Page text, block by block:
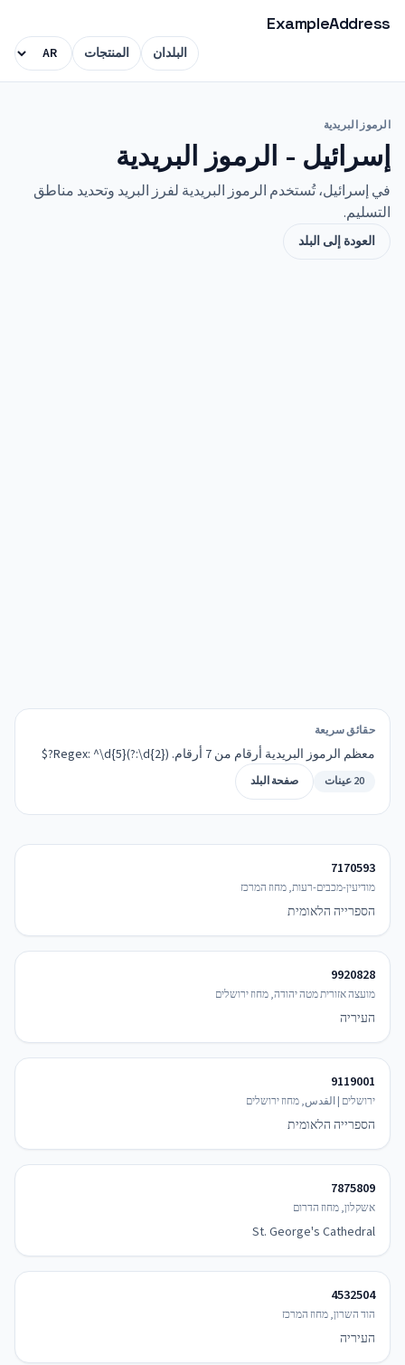
ExampleAddress
البلدان المنتجات
الرموز البريدية
إسرائيل - الرموز البريدية
في إسرائيل، تُستخدم الرموز البريدية لفرز البريد وتحديد مناطق
التسليم.
العودة إلى البلد
حقائق سريعة
معظم الرموز البريدية أرقام من 7 أرقام. Regex: ^\d{5}(?:\d{2})?$
20 عينات صفحة البلد
7170593
מודיעין-מכבים-רעות, מחוז המרכז
הספרייה הלאומית
9920828
מועצה אזורית מטה יהודה, מחוז ירושלים
העיריה
9119001
ירושלים | القدس, מחוז ירושלים
הספרייה הלאומית
7875809
אשקלון, מחוז הדרום
St. George's Cathedral
4532504
הוד השרון, מחוז המרכז
העיריה